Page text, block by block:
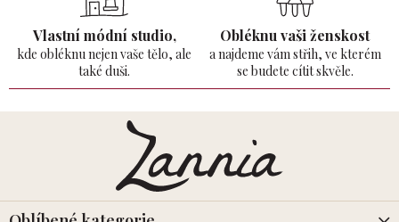
Vlastní módní studio,
kde obléknu nejen vaše tělo, ale
také duši.
Obléknu vaši ženskost
a najdeme vám střih, ve kterém
se budete cítit skvěle.
t